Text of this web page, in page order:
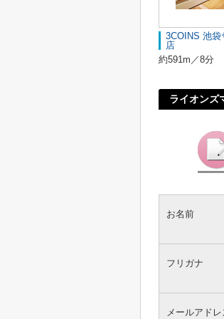
3COINS 池袋
店
約591m／8分
ライオンズ
お名前
フリガナ
メールアドレ